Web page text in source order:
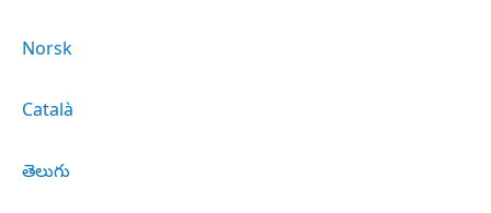
Norsk
Català
తెలుగు